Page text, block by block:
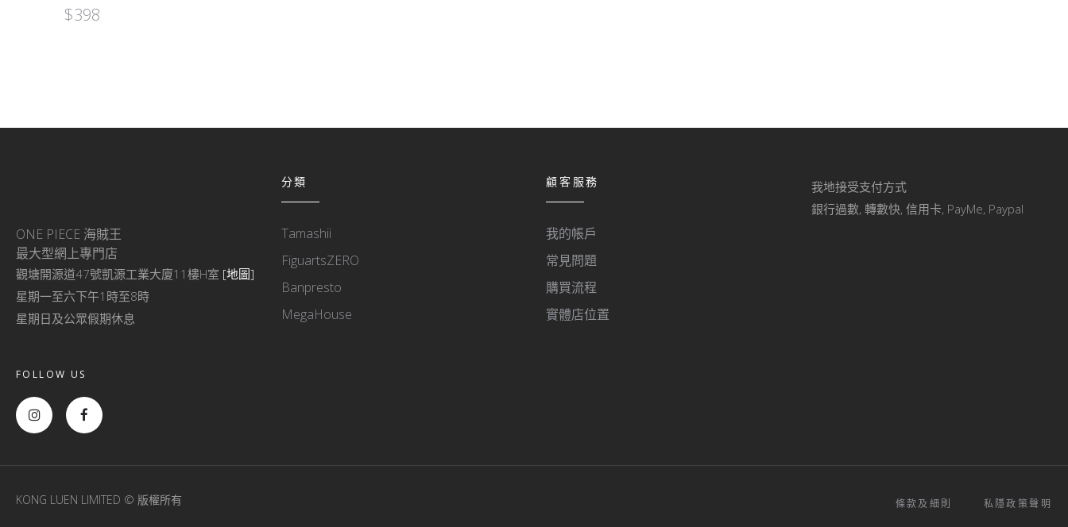
$398
ONE PIECE 海賊王
最大型網上專門店
觀塘開源道47號凱源工業大廈11樓H室 [地圖]
星期一至六下午1時至8時
星期日及公眾假期休息
FOLLOW US
分類
Tamashii
FiguartsZERO
Banpresto
MegaHouse
顧客服務
我的帳戶
常見問題
購買流程
實體店位置
我地接受支付方式
銀行過數, 轉數快, 信用卡, PayMe, Paypal
KONG LUEN LIMITED © 版權所有 條款及細則 私隱政策聲明